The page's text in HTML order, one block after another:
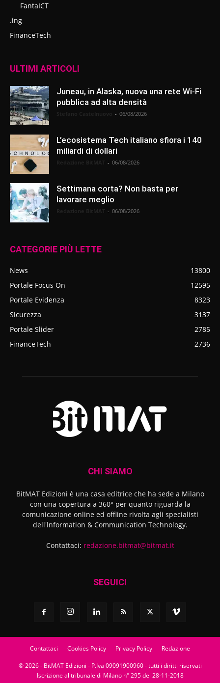
FantaICT
.ing
FinanceTech
ULTIMI ARTICOLI
Juneau, in Alaska, nuova una rete Wi-Fi
pubblica ad alta densità
- 06/08/2026
L’ecosistema Tech italiano sfiora i 140
miliardi di dollari
- 06/08/2026
Settimana corta? Non basta per
lavorare meglio
- 06/08/2026
CATEGORIE PIÙ LETTE
News
13800
Portale Focus On
12595
Portale Evidenza
8323
Sicurezza
3137
Portale Slider
2785
FinanceTech
2736
CHI SIAMO
BitMAT Edizioni è una casa editrice che ha sede a Milano
con una copertura a 360° per quanto riguarda la
comunicazione online ed offline rivolta agli specialisti
dell'lnformation & Communication Technology.
Contattaci: redazione.bitmat@bitmat.it
SEGUICI
Contattaci Cookies Policy Privacy Policy Redazione
© 2026 - BitMAT Edizioni - P.Iva 09091900960 - tutti i diritti riservati
Iscrizione al tribunale di Milano n° 295 del 28-11-2018